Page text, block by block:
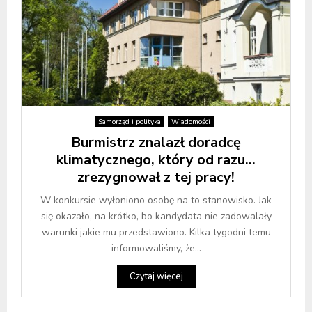
Samorząd i polityka Wiadomości
Burmistrz znalazł doradcę
klimatycznego, który od razu…
zrezygnował z tej pracy!
W konkursie wyłoniono osobę na to stanowisko. Jak
się okazało, na krótko, bo kandydata nie zadowalały
warunki jakie mu przedstawiono. Kilka tygodni temu
informowaliśmy, że...
Czytaj więcej